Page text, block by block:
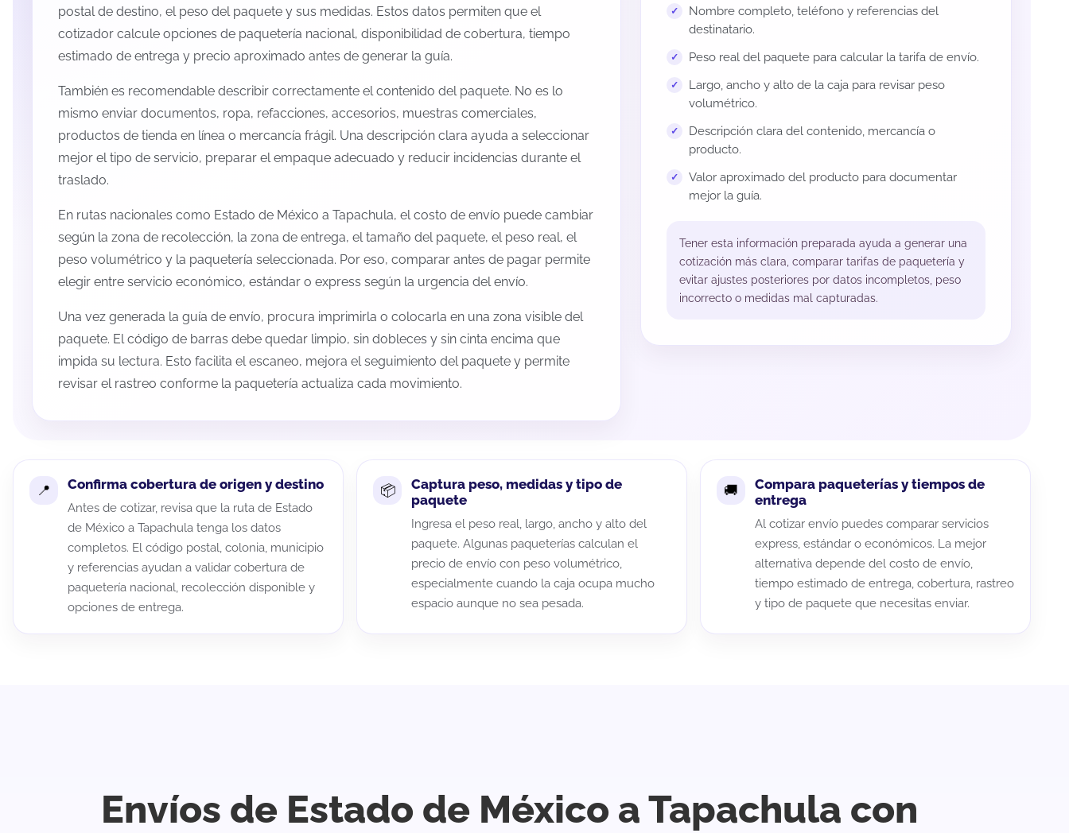
postal de destino, el peso del paquete y sus medidas. Estos datos permiten que el
cotizador calcule opciones de paquetería nacional, disponibilidad de cobertura, tiempo
estimado de entrega y precio aproximado antes de generar la guía.
También es recomendable describir correctamente el contenido del paquete. No es lo
mismo enviar documentos, ropa, refacciones, accesorios, muestras comerciales,
productos de tienda en línea o mercancía frágil. Una descripción clara ayuda a seleccionar
mejor el tipo de servicio, preparar el empaque adecuado y reducir incidencias durante el
traslado.
En rutas nacionales como Estado de México a Tapachula, el costo de envío puede cambiar
según la zona de recolección, la zona de entrega, el tamaño del paquete, el peso real, el
peso volumétrico y la paquetería seleccionada. Por eso, comparar antes de pagar permite
elegir entre servicio económico, estándar o express según la urgencia del envío.
Una vez generada la guía de envío, procura imprimirla o colocarla en una zona visible del
paquete. El código de barras debe quedar limpio, sin dobleces y sin cinta encima que
impida su lectura. Esto facilita el escaneo, mejora el seguimiento del paquete y permite
revisar el rastreo conforme la paquetería actualiza cada movimiento.
Nombre completo, teléfono y referencias del
destinatario.
Peso real del paquete para calcular la tarifa de envío.
Largo, ancho y alto de la caja para revisar peso
volumétrico.
Descripción clara del contenido, mercancía o
producto.
Valor aproximado del producto para documentar
mejor la guía.
Tener esta información preparada ayuda a generar una
cotización más clara, comparar tarifas de paquetería y
evitar ajustes posteriores por datos incompletos, peso
incorrecto o medidas mal capturadas.
Confirma cobertura de origen y destino
Antes de cotizar, revisa que la ruta de Estado
de México a Tapachula tenga los datos
completos. El código postal, colonia, municipio
y referencias ayudan a validar cobertura de
paquetería nacional, recolección disponible y
opciones de entrega.
Captura peso, medidas y tipo de
paquete
Ingresa el peso real, largo, ancho y alto del
paquete. Algunas paqueterías calculan el
precio de envío con peso volumétrico,
especialmente cuando la caja ocupa mucho
espacio aunque no sea pesada.
Compara paqueterías y tiempos de
entrega
Al cotizar envío puedes comparar servicios
express, estándar o económicos. La mejor
alternativa depende del costo de envío,
tiempo estimado de entrega, cobertura, rastreo
y tipo de paquete que necesitas enviar.
Envíos de Estado de México a Tapachula con